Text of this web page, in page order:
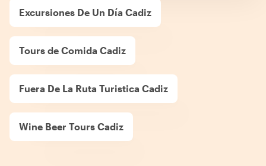
Excursiones De Un Día Cadiz
Tours de Comida Cadiz
Fuera De La Ruta Turistica Cadiz
Wine Beer Tours Cadiz